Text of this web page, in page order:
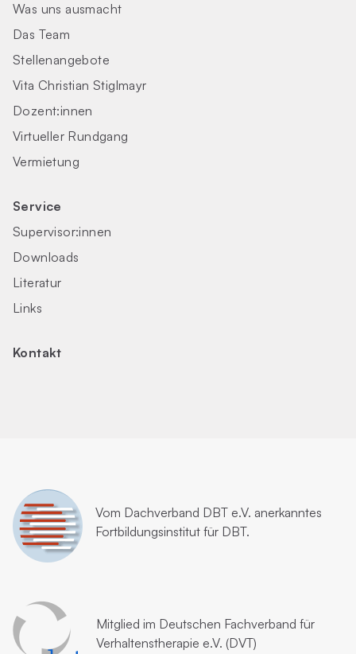
Was uns ausmacht
Das Team
Stellenangebote
Vita Christian Stiglmayr
Dozent:innen
Virtueller Rundgang
Vermietung
Service
Supervisor:innen
Downloads
Literatur
Links
Kontakt
Vom Dachverband DBT e.V. anerkanntes
Fortbildungsinstitut für DBT.
Mitglied im Deutschen Fachverband für
Verhaltenstherapie e.V. (DVT)